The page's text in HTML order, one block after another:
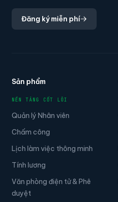
Đăng ký miễn phí
Sản phẩm
NỀN TẢNG CỐT LÕI
Quản lý Nhân viên
Chấm công
Lịch làm việc thông minh
Tính lương
Văn phòng điện tử & Phê
duyệt